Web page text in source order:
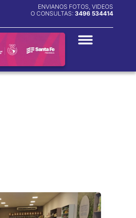
ENVIANOS FOTOS, VIDEOS
O CONSULTAS: 3496 534414